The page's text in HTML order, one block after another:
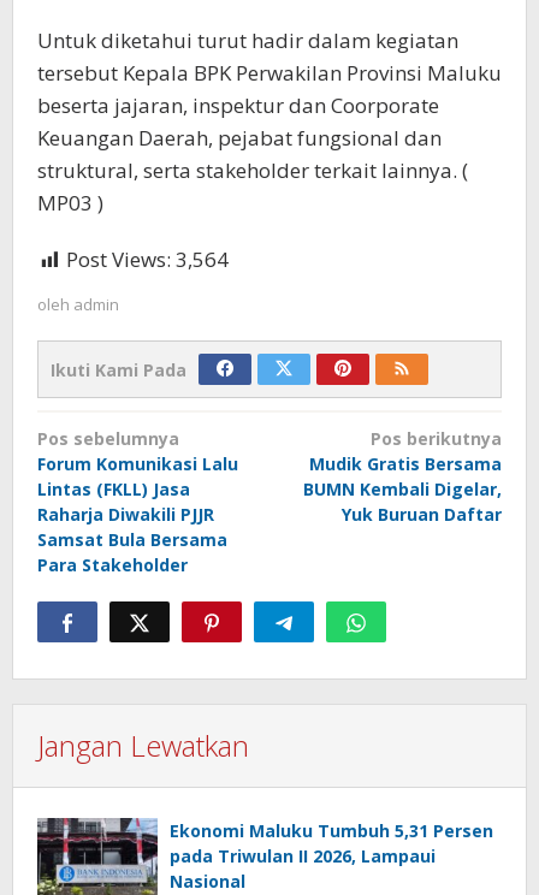
Untuk diketahui turut hadir dalam kegiatan
tersebut Kepala BPK Perwakilan Provinsi Maluku
beserta jajaran, inspektur dan Coorporate
Keuangan Daerah, pejabat fungsional dan
struktural, serta stakeholder terkait lainnya. (
MP03 )
Post Views: 3,564
oleh admin
Ikuti Kami Pada
Navigasi
pos
Pos sebelumnya
Forum Komunikasi Lalu
Lintas (FKLL) Jasa
Raharja Diwakili PJJR
Samsat Bula Bersama
Para Stakeholder
Pos berikutnya
Mudik Gratis Bersama
BUMN Kembali Digelar,
Yuk Buruan Daftar
Jangan Lewatkan
Ekonomi Maluku Tumbuh 5,31 Persen
pada Triwulan II 2026, Lampaui
Nasional